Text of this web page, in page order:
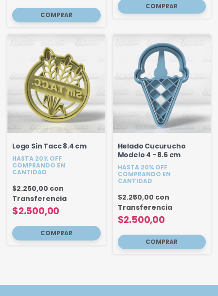
Logo Sin Tacc 8.4 cm
HASTA 20% OFF
COMPRANDO EN
CANTIDAD
$2.500,00
$2.250,00 con
Transferencia
Helado Cucurucho
Modelo 4 - 8.6 cm
HASTA 20% OFF
COMPRANDO EN
CANTIDAD
$2.500,00
$2.250,00 con
Transferencia